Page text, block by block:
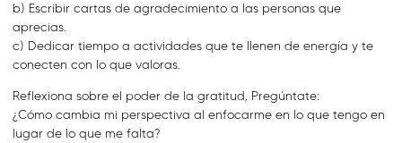
b) Escribir cartas de agradecimiento a las personas que
aprecias.
c) Dedicar tiempo a actividades que te llenen de energía y te
conecten con lo que valoras.
Reflexiona sobre el poder de la gratitud, Pregúntate:
¿Cómo cambia mi perspectiva al enfocarme en lo que tengo en
lugar de lo que me falta?